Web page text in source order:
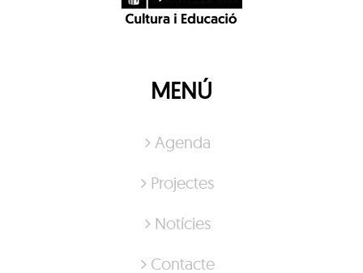
MENÚ
Agenda
Projectes
Notícies
Contacte